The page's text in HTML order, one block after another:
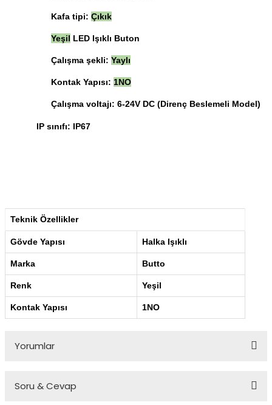
Kafa tipi: Çıkık
Yeşil LED Işıklı Buton
Çalışma şekli: Yaylı
Kontak Yapısı: 1NO
Çalışma voltajı: 6-24V DC (Direnç Beslemeli Model)
IP sınıfı: IP67
Teknik Özellikler
Gövde Yapısı Halka Işıklı
Marka Butto
Renk Yeşil
Kontak Yapısı 1NO
Yorumlar
Soru & Cevap